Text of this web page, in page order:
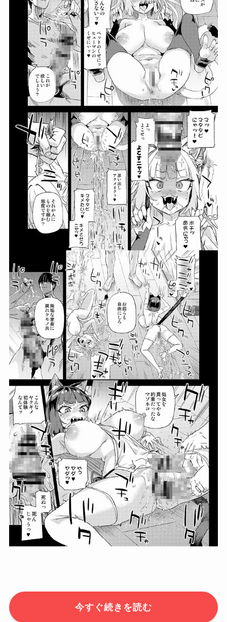
今すぐ続きを読む